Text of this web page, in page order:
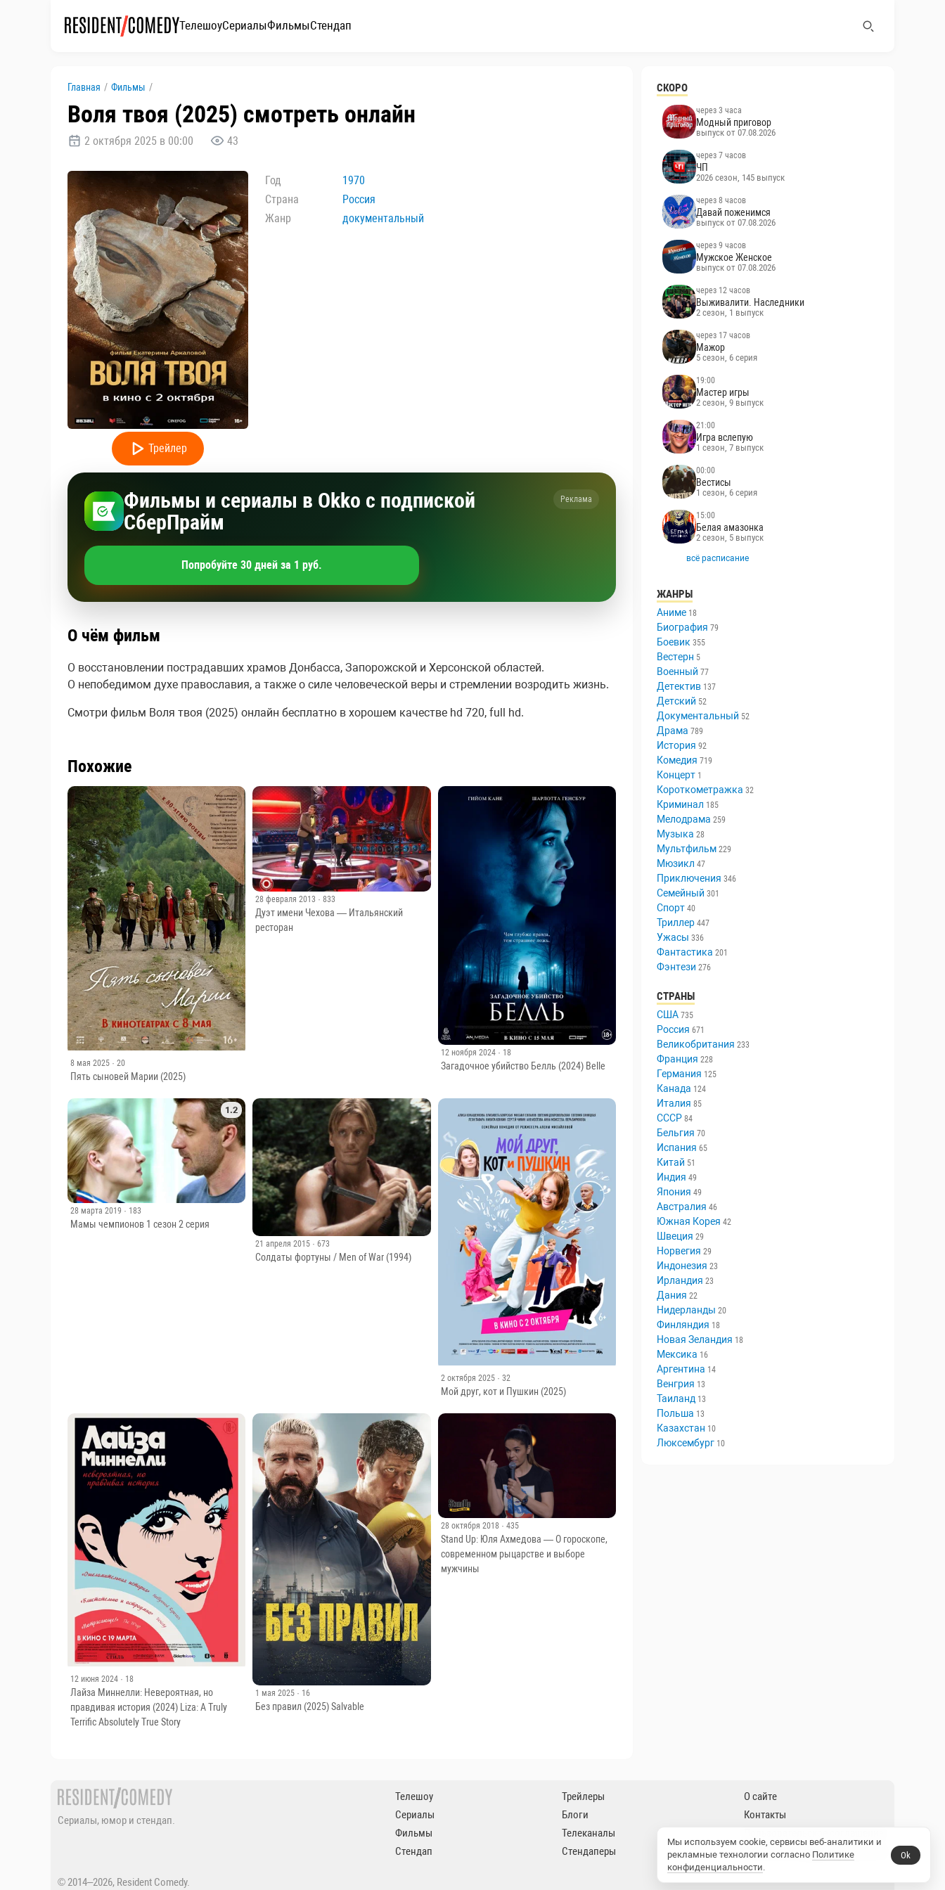
ТелешоуСериалыФильмыСтендап
Главная / Фильмы /
Воля твоя (2025) смотреть онлайн
2 октября 2025 в 00:00 43
Трейлер
Год
1970
Страна
Россия
Жанр
документальный
Фильмы и сериалы в Okko с подпиской
СберПрайм
Реклама
Попробуйте 30 дней за 1 руб.
О чём фильм
О восстановлении пострадавших храмов Донбасса, Запорожской и Херсонской областей.
О непобедимом духе православия, а также о силе человеческой веры и стремлении возродить жизнь.
Смотри фильм Воля твоя (2025) онлайн бесплатно в хорошем качестве hd 720, full hd.
Похожие
8 мая 2025 · 20
Пять сыновей Марии (2025)
12 ноября 2024 · 18
Загадочное убийство Белль (2024) Belle
1.2
Мой друг, кот и Пушкин (2025)
12 июня 2024 · 18
28 октября 2018
СКОРО
через 3 часа
Модный приговор
выпуск от 07.08.2026
через 7 часов
ЧП
2026 сезон, 145 выпуск
через 8 часов
Давай поженимся
выпуск от 07.08.2026
через 9 часов
Мужское Женское
выпуск от 07.08.2026
через 12 часов
Выживалити. Наследники
2 сезон, 1 выпуск
через 17 часов
Мажор
5 сезон, 6 серия
19:00
Мастер игры
2 сезон, 9 выпуск
21:00
Игра вслепую
1 сезон, 7 выпуск
00:00
Вестисы
1 сезон, 6 серия
15:00
Белая амазонка
2 сезон, 5 выпуск
всё расписание
ЖАНРЫ
Аниме 18
Биография
Боевик 355
Вестерн 5
Военный 77
Детектив 137
Детский 52
Документальный
Драма 789
История 92
Комедия 719
Концерт 1
Короткометражка
Криминал
Мелодрама 259
Музыка 28
Мультфильм 229
Мюзикл 47
Приключения
Семейный 301
Спорт 40
Триллер 447
Ужасы 336
Фэнтези
СТРАНЫ
США 735
Россия 671
Великобритания
Франция 228
Германия
Канада
Италия 85
СССР 84
Бельгия
Испания
Китай 51
Индия 49
Япония 49
Австралия
Южная Корея
Швеция 29
Норвегия 29
Индонезия
Ирландия 23
Дания 22
Нидерланды 20
Финляндия
Новая Зеландия
Мексика 16
Аргентина
Венгрия 13
Таиланд 13
Польша 13
Мы используем cookie, сервисы веб-аналитики и
рекламные технологии согласно Политике
конфиденциальности.
Ok